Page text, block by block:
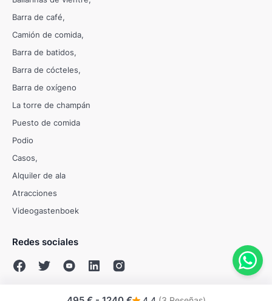
Barra de café
Camión de comida
Barra de batidos
Barra de cócteles
Barra de oxígeno
La torre de champán
Puesto de comida
Podio
Casos
Alquiler de ala
Atracciones
Videogastenboek
Redes sociales